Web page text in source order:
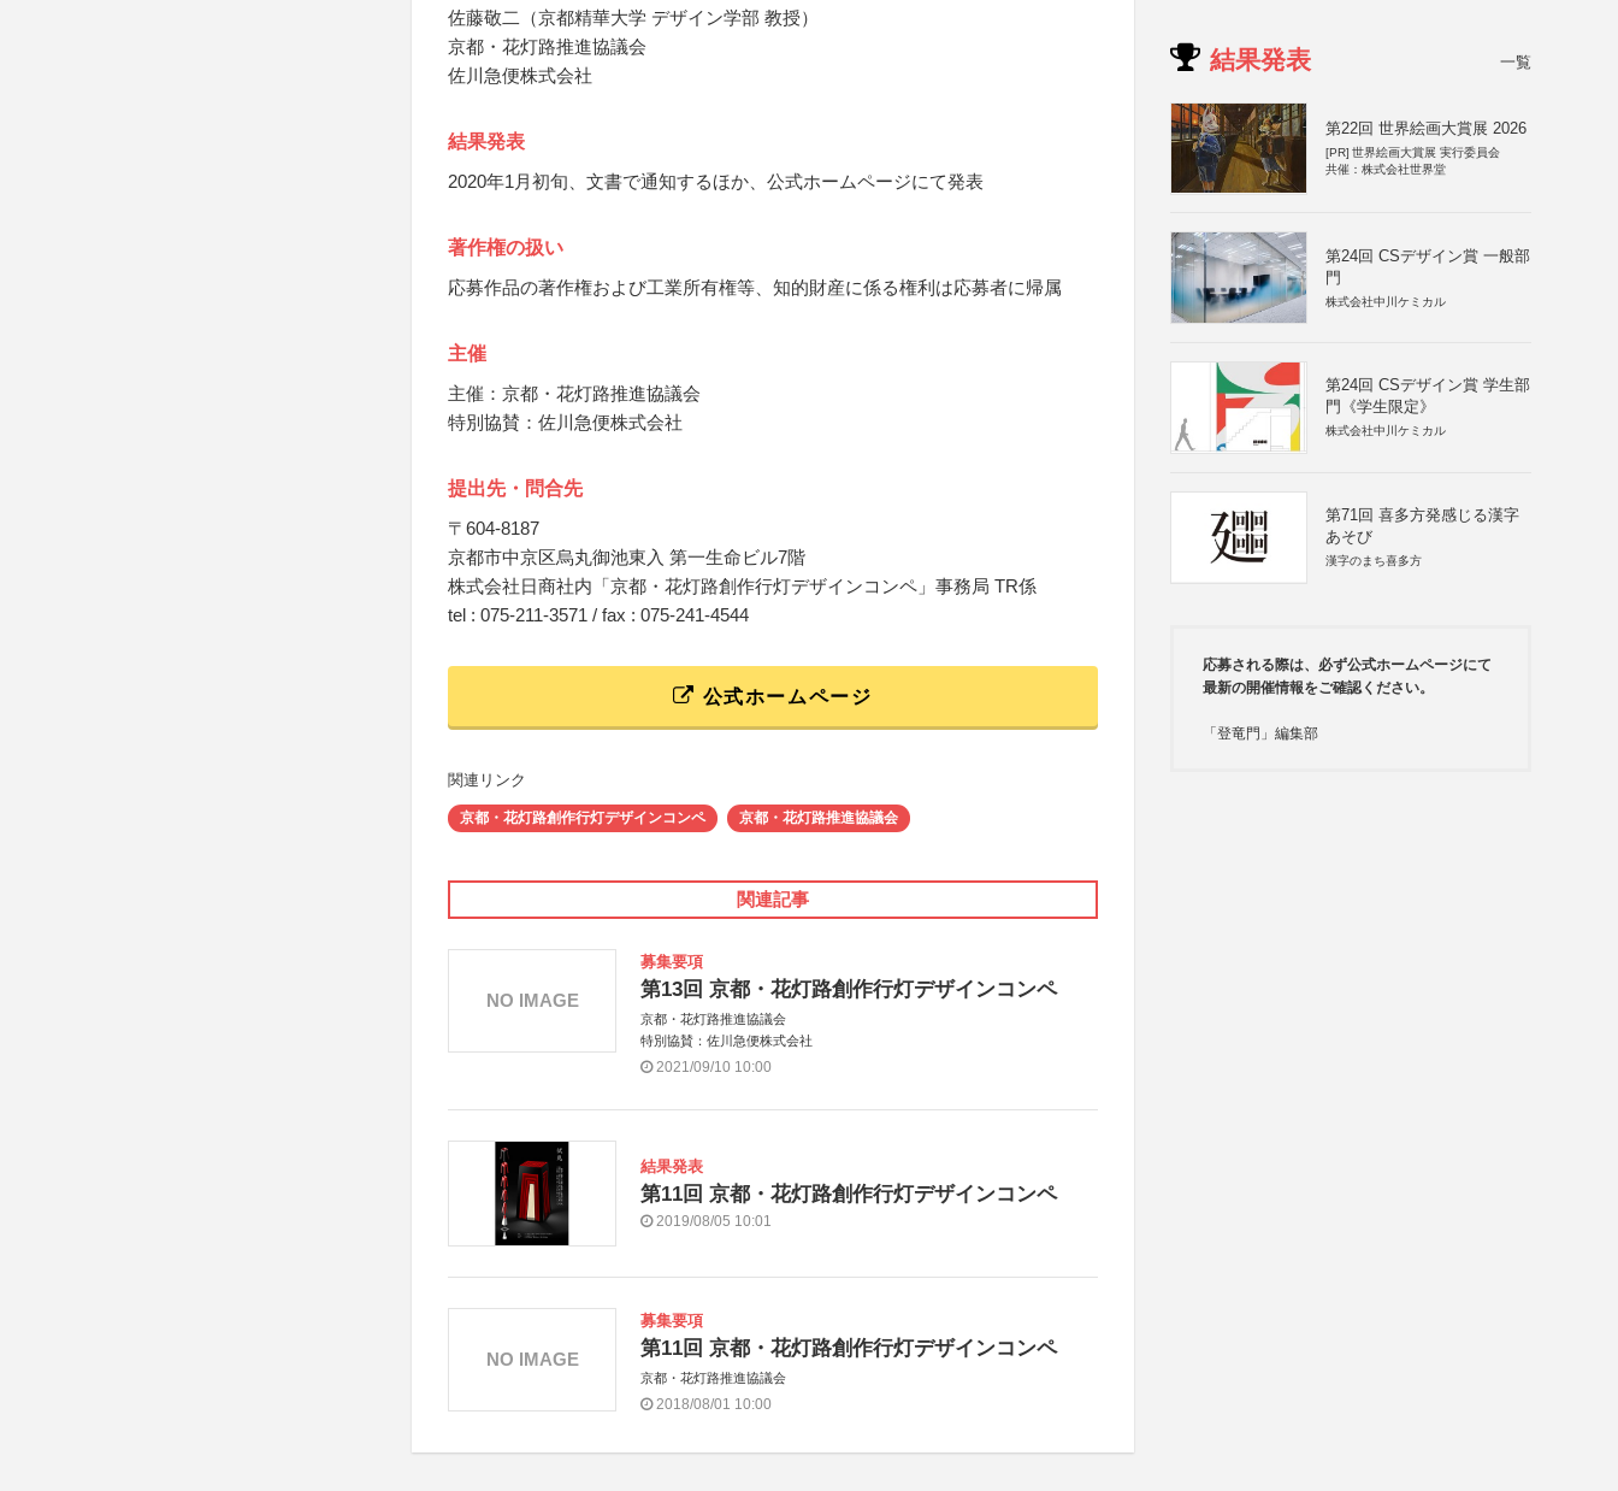
佐藤敬二（京都精華大学 デザイン学部 教授）
京都・花灯路推進協議会
佐川急便株式会社
結果発表
2020年1月初旬、文書で通知するほか、公式ホームページにて発表
著作権の扱い
応募作品の著作権および工業所有権等、知的財産に係る権利は応募者に帰属
主催
主催：京都・花灯路推進協議会
特別協賛：佐川急便株式会社
提出先・問合先
〒604-8187
京都市中京区烏丸御池東入 第一生命ビル7階
株式会社日商社内「京都・花灯路創作行灯デザインコンペ」事務局 TR係
tel : 075-211-3571 / fax : 075-241-4544
公式ホームページ
関連リンク
京都・花灯路創作行灯デザインコンペ 京都・花灯路推進協議会
関連記事
募集要項
第13回 京都・花灯路創作行灯デザインコンペ
京都・花灯路推進協議会
特別協賛：佐川急便株式会社
2021/09/10 10:00
NO IMAGE
結果発表
第11回 京都・花灯路創作行灯デザインコンペ
2019/08/05 10:01
募集要項
第11回 京都・花灯路創作行灯デザインコンペ
京都・花灯路推進協議会
2018/08/01 10:00
NO IMAGE
結果発表 一覧
第22回 世界絵画大賞展 2026
[PR] 世界絵画大賞展 実行委員会
共催：株式会社世界堂
第24回 CSデザイン賞 一般部
門
株式会社中川ケミカル
第24回 CSデザイン賞 学生部
門《学生限定》
株式会社中川ケミカル
第71回 喜多方発感じる漢字
あそび
漢字のまち喜多方
応募される際は、必ず公式ホームページにて
最新の開催情報をご確認ください。
「登竜門」編集部